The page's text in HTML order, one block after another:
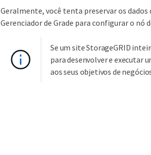
Geralmente, você tenta preservar os
Gerenciador de Grade para configurar o nó
Se um site StorageGRID
para desenvolver e executar
aos seus objetivos de